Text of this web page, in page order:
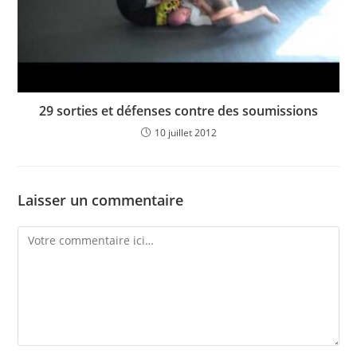
29 sorties et défenses contre des soumissions
10 juillet 2012
Laisser un commentaire
Comment